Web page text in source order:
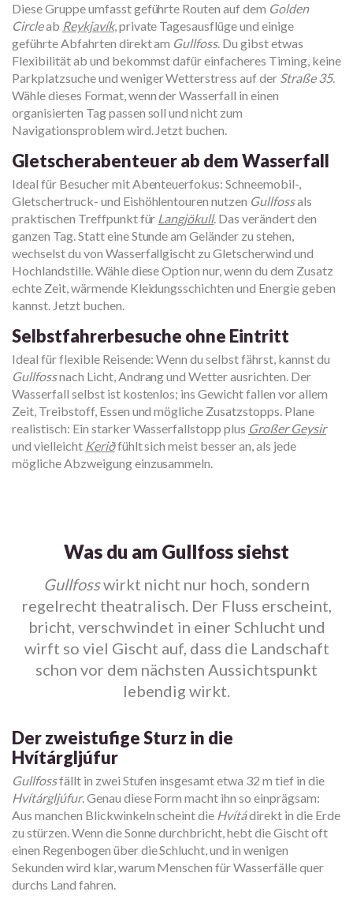
Diese Gruppe umfasst geführte Routen auf dem Golden
Circleab Reykjavík, private Tagesausflüge und einige
geführte Abfahrten direkt am Gullfoss. Du gibst etwas
Flexibilität ab und bekommst dafür einfacheres Timing, keine
Parkplatzsuche und weniger Wetterstress auf der Straße 35.
Wähle dieses Format, wenn der Wasserfall in einen
organisierten Tag passen soll und nicht zum
Navigationsproblem wird. Jetzt buchen.
Gletscherabenteuer ab dem Wasserfall
Ideal für Besucher mit Abenteuerfokus: Schneemobil-,
Gletschertruck- und Eishöhlentouren nutzen Gullfossals
praktischen Treffpunkt für Langjökull. Das verändert den
ganzen Tag. Statt eine Stunde am Geländer zu stehen,
wechselst du von Wasserfallgischt zu Gletscherwind und
Hochlandstille. Wähle diese Option nur, wenn du dem Zusatz
echte Zeit, wärmende Kleidungsschichten und Energie geben
kannst. Jetzt buchen.
Selbstfahrerbesuche ohne Eintritt
Ideal für flexible Reisende: Wenn du selbst fährst, kannst du
Gullfossnach Licht, Andrang und Wetter ausrichten. Der
Wasserfall selbst ist kostenlos; ins Gewicht fallen vor allem
Zeit, Treibstoff, Essen und mögliche Zusatzstopps. Plane
realistisch: Ein starker Wasserfallstopp plus Großer Geysir
und vielleicht Keriðfühlt sich meist besser an, als jede
mögliche Abzweigung einzusammeln.
Was du am Gullfoss siehst
Gullfosswirkt nicht nur hoch, sondern
regelrecht theatralisch. Der Fluss erscheint,
bricht, verschwindet in einer Schlucht und
wirft so viel Gischt auf, dass die Landschaft
schon vor dem nächsten Aussichtspunkt
lebendig wirkt.
Der zweistufige Sturz in die
Hvítárgljúfur
Gullfossfällt in zwei Stufen insgesamt etwa 32 m tief in die
Hvítárgljúfur. Genau diese Form macht ihn so einprägsam:
Aus manchen Blickwinkeln scheint die Hvítádirekt in die Erde
zu stürzen. Wenn die Sonne durchbricht, hebt die Gischt oft
einen Regenbogen über die Schlucht, und in wenigen
Sekunden wird klar, warum Menschen für Wasserfälle quer
durchs Land fahren.